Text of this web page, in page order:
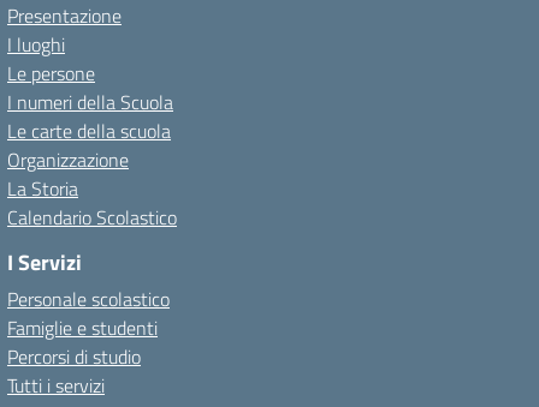
Presentazione
I luoghi
Le persone
I numeri della Scuola
Le carte della scuola
Organizzazione
La Storia
Calendario Scolastico
I Servizi
Personale scolastico
Famiglie e studenti
Percorsi di studio
Tutti i servizi